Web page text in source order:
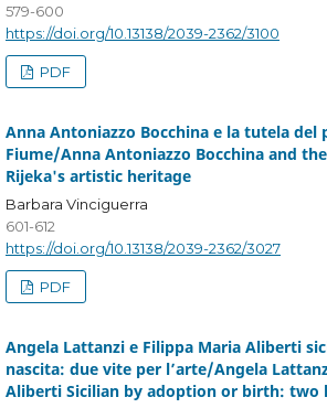
579-600
https://doi.org/10.13138/2039-2362/3100
PDF
Anna Antoniazzo Bocchina e la tutela
Fiume/Anna Antoniazzo Bocchina and
Rijeka's artistic heritage
Barbara Vinciguerra
601-612
https://doi.org/10.13138/2039-2362/3027
PDF
Angela Lattanzi e Filippa Maria Aliberti
nascita: due vite per l’arte/Angela
Aliberti Sicilian by adoption or birth: two